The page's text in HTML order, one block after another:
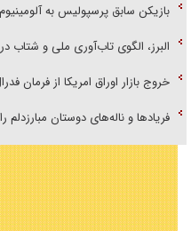
بازیکن سابق پرسپولیس به
البرز، الگوی تاب‌آوری ملی و شتاب
خروج بازار اوراق امریکا از فرمان
فریاد‌ها و ناله‌های دوستان